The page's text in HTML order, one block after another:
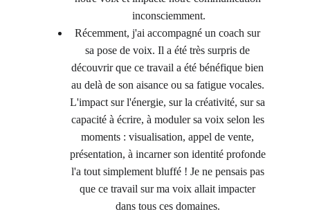
inconsciemment.
Récemment, j'ai accompagné un coach sur
sa pose de voix. Il a été très surpris de
découvrir que ce travail a été bénéfique bien
au delà de son aisance ou sa fatigue vocales.
L'impact sur l'énergie, sur la créativité, sur sa
capacité à écrire, à moduler sa voix selon les
moments : visualisation, appel de vente,
présentation, à incarner son identité profonde
l'a tout simplement bluffé ! Je ne pensais pas
que ce travail sur ma voix allait impacter
dans tous ces domaines.